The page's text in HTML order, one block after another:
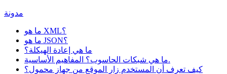
مدونة
ما هو XML؟
ما هو JSON؟
ما هي إعادة الهيكلة؟
ما هي شبكات الحاسوب؟ المفاهيم الأساسية.
كيف تعرف أن المستخدم زار الموقع من جهاز محمول؟